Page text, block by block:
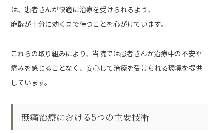
は、患者さんが快適に治療を受けられるよう、
麻酔が十分に効くまで待つことを心がけています。
これらの取り組みにより、当院では患者さんが治療中の不安や
痛みを感じることなく、安心して治療を受けられる環境を提供
しています。
無痛治療における5つの主要技術